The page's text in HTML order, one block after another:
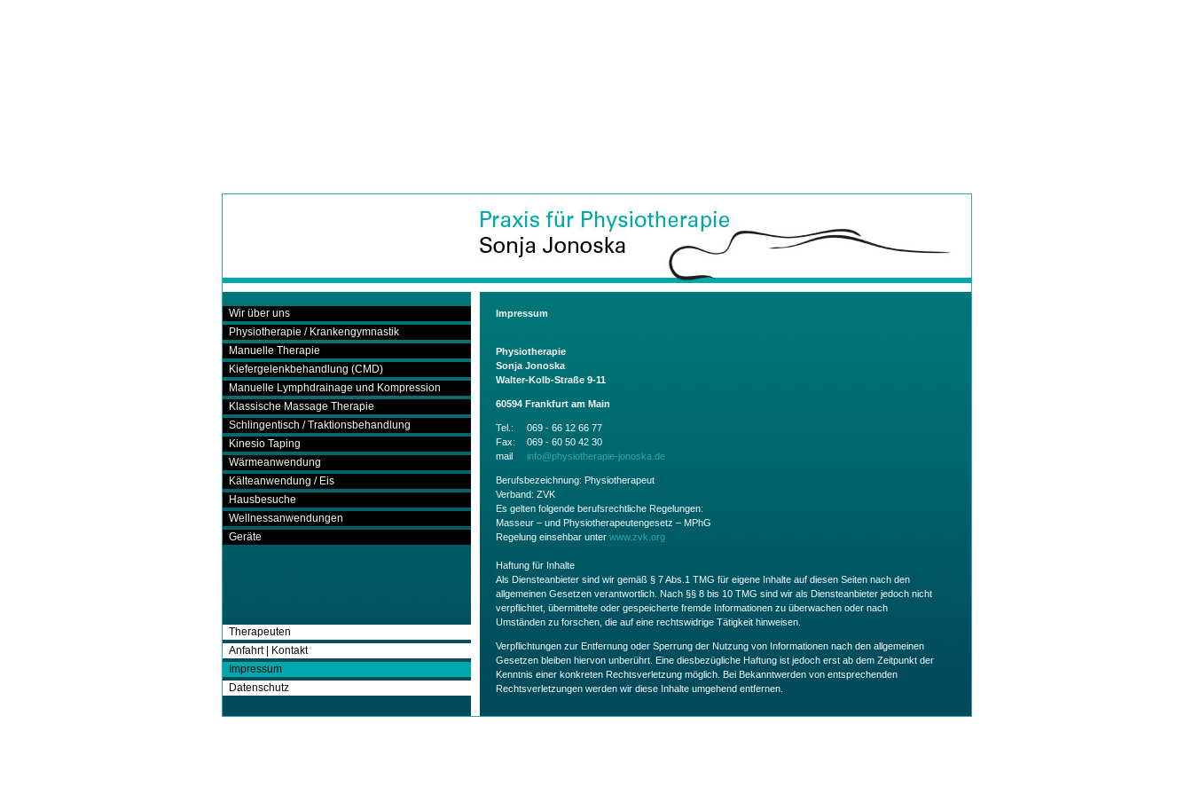
Wir über uns
Physiotherapie / Krankengymnastik
Manuelle Therapie
Kiefergelenkbehandlung (CMD)
Manuelle Lymphdrainage und Kompression
Klassische Massage Therapie
Schlingentisch / Traktionsbehandlung
Kinesio Taping
Wärmeanwendung
Kälteanwendung / Eis
Hausbesuche
Wellnessanwendungen
Geräte
Therapeuten
Anfahrt | Kontakt
Impressum
Datenschutz
Impressum
Physiotherapie
Sonja Jonoska
Walter-Kolb-Straße 9-11
60594 Frankfurt am Main
Tel.:
069 - 66 12 66 77
Fax:
069 - 60 50 42 30
mail
info@physiotherapie-jonoska.de
Berufsbezeichnung: Physiotherapeut
Verband: ZVK
Es gelten folgende berufsrechtliche Regelungen:
Masseur – und Physiotherapeutengesetz – MPhG
Regelung einsehbar unter www.zvk.org
Haftung für Inhalte
Als Diensteanbieter sind wir gemäß § 7 Abs.1 TMG für eigene Inhalte auf diesen Seiten nach den
allgemeinen Gesetzen verantwortlich. Nach §§ 8 bis 10 TMG sind wir als Diensteanbieter jedoch nicht
verpflichtet, übermittelte oder gespeicherte fremde Informationen zu überwachen oder nach
Umständen zu forschen, die auf eine rechtswidrige Tätigkeit hinweisen.
Verpflichtungen zur Entfernung oder Sperrung der Nutzung von Informationen nach den allgemeinen
Gesetzen bleiben hiervon unberührt. Eine diesbezügliche Haftung ist jedoch erst ab dem Zeitpunkt der
Kenntnis einer konkreten Rechtsverletzung möglich. Bei Bekanntwerden von entsprechenden
Rechtsverletzungen werden wir diese Inhalte umgehend entfernen.